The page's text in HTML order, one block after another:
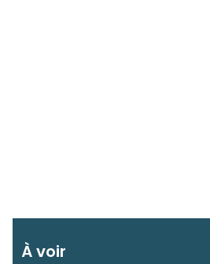
À voir